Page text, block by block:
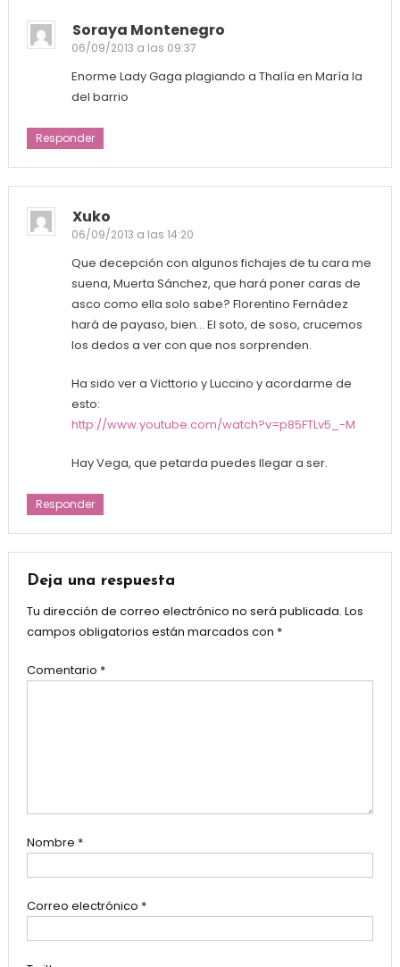
Soraya Montenegro
06/09/2013 a las 09:37
Enorme Lady Gaga plagiando a Thalía en María la
del barrio
Responder
Xuko
06/09/2013 a las 14:20
Que decepción con algunos fichajes de tu cara me
suena, Muerta Sánchez, que hará poner caras de
asco como ella solo sabe? Florentino Fernádez
hará de payaso, bien… El soto, de soso, crucemos
los dedos a ver con que nos sorprenden.
Ha sido ver a Victtorio y Luccino y acordarme de
esto:
http://www.youtube.com/watch?v=p85FTLv5_-M
Hay Vega, que petarda puedes llegar a ser.
Responder
Deja una respuesta
Tu dirección de correo electrónico no será publicada. Los
campos obligatorios están marcados con *
Comentario *
Nombre *
Correo electrónico *